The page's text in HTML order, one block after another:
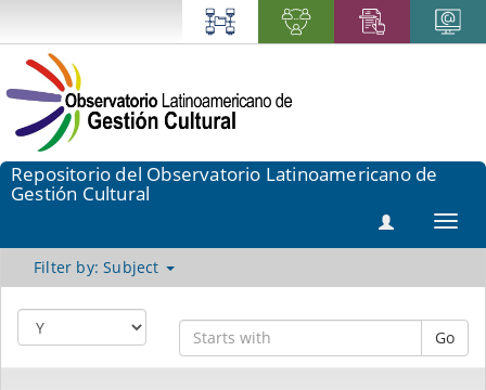
Repositorio del Observatorio Latinoamericano de
Gestión Cultural
Filter by: Subject
Go